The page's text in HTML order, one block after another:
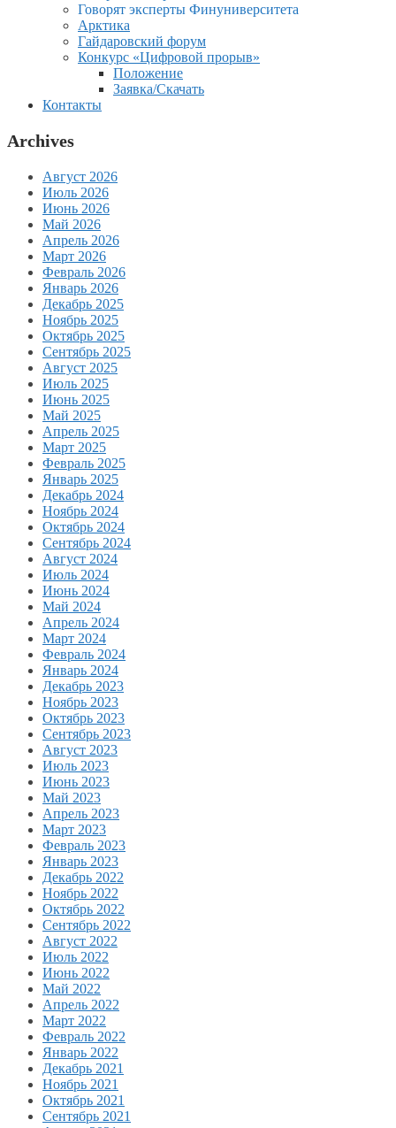
Говорят эксперты Финуниверситета
Арктика
Гайдаровский форум
Конкурс «Цифровой прорыв»
Положение
Заявка/Скачать
Контакты
Archives
Август 2026
Июль 2026
Июнь 2026
Май 2026
Апрель 2026
Март 2026
Февраль 2026
Январь 2026
Декабрь 2025
Ноябрь 2025
Октябрь 2025
Сентябрь 2025
Август 2025
Июль 2025
Июнь 2025
Май 2025
Апрель 2025
Март 2025
Февраль 2025
Январь 2025
Декабрь 2024
Ноябрь 2024
Октябрь 2024
Сентябрь 2024
Август 2024
Июль 2024
Июнь 2024
Май 2024
Апрель 2024
Март 2024
Февраль 2024
Январь 2024
Декабрь 2023
Ноябрь 2023
Октябрь 2023
Сентябрь 2023
Август 2023
Июль 2023
Июнь 2023
Май 2023
Апрель 2023
Март 2023
Февраль 2023
Январь 2023
Декабрь 2022
Ноябрь 2022
Октябрь 2022
Сентябрь 2022
Август 2022
Июль 2022
Июнь 2022
Май 2022
Апрель 2022
Март 2022
Февраль 2022
Январь 2022
Декабрь 2021
Ноябрь 2021
Октябрь 2021
Сентябрь 2021